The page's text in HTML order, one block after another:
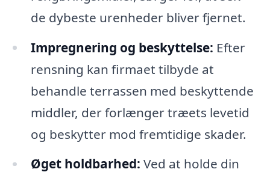
de dybeste urenheder bliver fjernet.
Impregnering og beskyttelse: Efter
rensning kan firmaet tilbyde at
behandle terrassen med beskyttende
middler, der forlænger træets levetid
og beskytter mod fremtidige skader.
Øget holdbarhed: Ved at holde din